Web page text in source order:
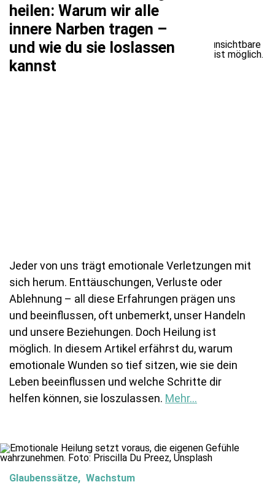
Jeder von uns trägt emotionale Verletzungen mit
sich herum. Enttäuschungen, Verluste oder
Ablehnung – all diese Erfahrungen prägen uns
und beeinflussen, oft unbemerkt, unser Handeln
und unsere Beziehungen. Doch Heilung ist
möglich. In diesem Artikel erfährst du, warum
emotionale Wunden so tief sitzen, wie sie dein
Leben beeinflussen und welche Schritte dir
helfen können, sie loszulassen. Mehr...
heilen: Warum wir alle
innere Narben tragen –
und wie du sie loslassen
kannst
Glaubenssätze Wachstum